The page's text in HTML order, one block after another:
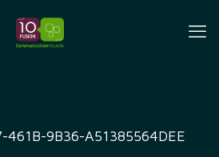
461B-9B36-A51385564DEE